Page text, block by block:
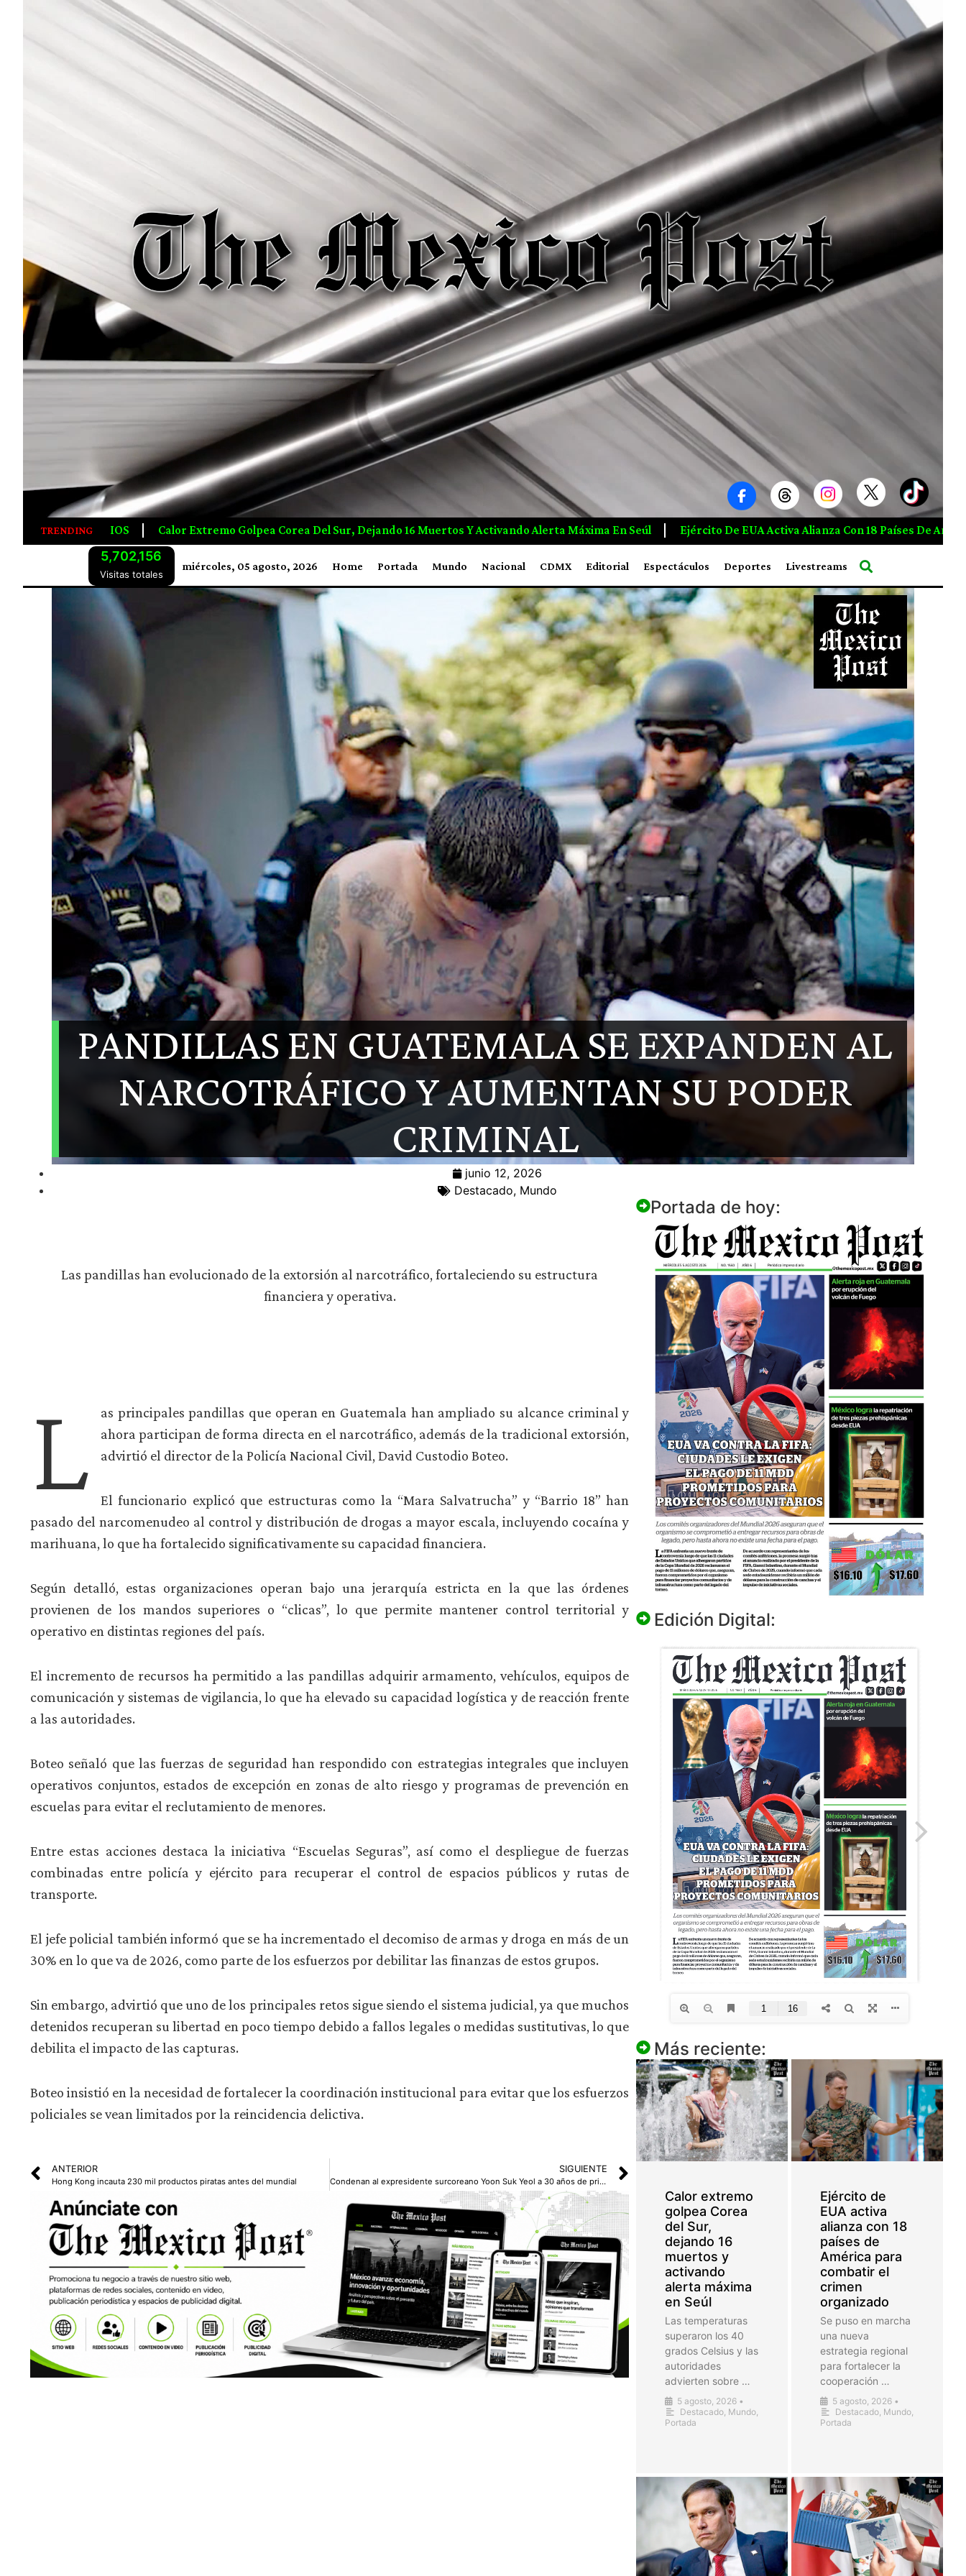
TRENDING
Golpea Corea Del Sur, Dejando 16 Muertos Y Activando Alerta Máxima En Seúl Ejército De EUA Activa Alianza Con 18 Países De América Para Combatir El Crimen Organizado
Visitas totales
5,702,156
miércoles, 05 agosto, 2026 Home Portada Mundo Nacional CDMX Editorial Espectáculos Deportes Livestreams
PANDILLAS EN GUATEMALA SE EXPANDEN AL
NARCOTRÁFICO Y AUMENTAN SU PODER
CRIMINAL
junio 12, 2026
Destacado, Mundo
Las pandillas han evolucionado de la extorsión al narcotráfico, fortaleciendo su estructura
financiera y operativa.
L
as principales pandillas que operan en Guatemala han ampliado su alcance criminal y
ahora participan de forma directa en el narcotráfico, además de la tradicional extorsión,
advirtió el director de la Policía Nacional Civil, David Custodio Boteo.
El funcionario explicó que estructuras como la “Mara Salvatrucha” y “Barrio 18” han
pasado del narcomenudeo al control y distribución de drogas a mayor escala, incluyendo cocaína y
marihuana, lo que ha fortalecido significativamente su capacidad financiera.
Según detalló, estas organizaciones operan bajo una jerarquía estricta en la que las órdenes
provienen de los mandos superiores o “clicas”, lo que permite mantener control territorial y
operativo en distintas regiones del país.
El incremento de recursos ha permitido a las pandillas adquirir armamento, vehículos, equipos de
comunicación y sistemas de vigilancia, lo que ha elevado su capacidad logística y de reacción frente
a las autoridades.
Boteo señaló que las fuerzas de seguridad han respondido con estrategias integrales que incluyen
operativos conjuntos, estados de excepción en zonas de alto riesgo y programas de prevención en
escuelas para evitar el reclutamiento de menores.
Entre estas acciones destaca la iniciativa “Escuelas Seguras”, así como el despliegue de fuerzas
combinadas entre policía y ejército para recuperar el control de espacios públicos y rutas de
transporte.
El jefe policial también informó que se ha incrementado el decomiso de armas y droga en más de un
30% en lo que va de 2026, como parte de los esfuerzos por debilitar las finanzas de estos grupos.
Sin embargo, advirtió que uno de los principales retos sigue siendo el sistema judicial, ya que muchos
detenidos recuperan su libertad en poco tiempo debido a fallos legales o medidas sustitutivas, lo que
debilita el impacto de las capturas.
Boteo insistió en la necesidad de fortalecer la coordinación institucional para evitar que los esfuerzos
policiales se vean limitados por la reincidencia delictiva.
ANTERIOR
Hong Kong incauta 230 mil productos piratas antes del mundial
SIGUIENTE
Condenan al expresidente surcoreano Yoon Suk Yeol a 30 años de prisión
Portada de hoy:
Edición Digital:
Más reciente:
Calor extremo
golpea Corea
del Sur,
dejando 16
muertos y
activando
alerta máxima
en Seúl
Las temperaturas
superaron los 40
grados Celsius y las
autoridades
advierten sobre …
5 agosto, 2026 •
Destacado Mundo
Portada
Ejército de
EUA activa
alianza con 18
países de
América para
combatir el
crimen
organizado
Se puso en marcha
una nueva
estrategia regional
para fortalecer la
cooperación …
5 agosto, 2026 •
Destacado Mundo
Portada